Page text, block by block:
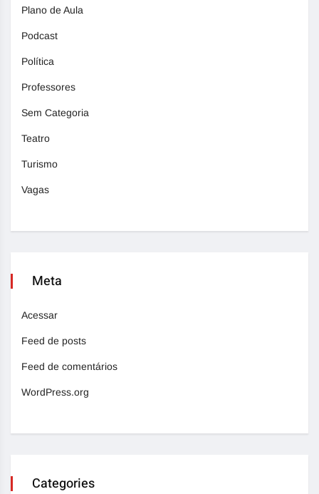
Plano de Aula
Podcast
Política
Professores
Sem Categoria
Teatro
Turismo
Vagas
Meta
Acessar
Feed de posts
Feed de comentários
WordPress.org
Categories